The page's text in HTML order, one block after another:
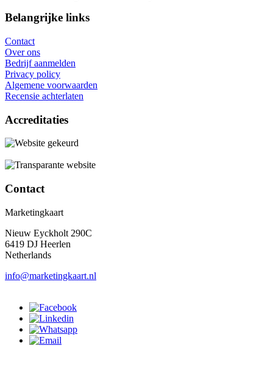
Belangrijke links
Contact
Over ons
Bedrijf aanmelden
Privacy policy
Algemene voorwaarden
Recensie achterlaten
Accreditaties
Contact
Marketingkaart
Nieuw Eyckholt 290C
6419 DJ Heerlen
Netherlands
info@marketingkaart.nl